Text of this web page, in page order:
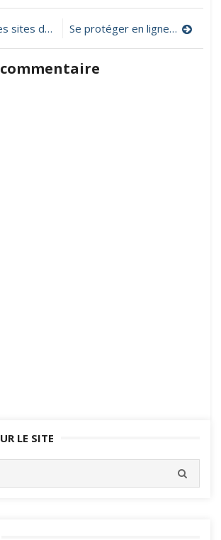
chemins
de
numériques et des DRANE Se protéger en ligne c’est cybersimple ! Passez le test…
LE SITE